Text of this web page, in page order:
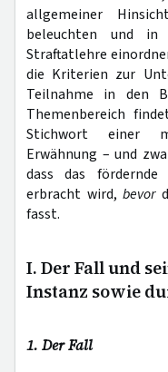
allgemeiner
beleuchten und in
Straftatlehre
die Kriterien zur
Teilnahme in den
Themenbereich
Stichwort einer
Erwähnung – und
dass das
erbracht wird,bevor
fasst.
I. Der Fall und
Instanz sowie
1. Der Fall